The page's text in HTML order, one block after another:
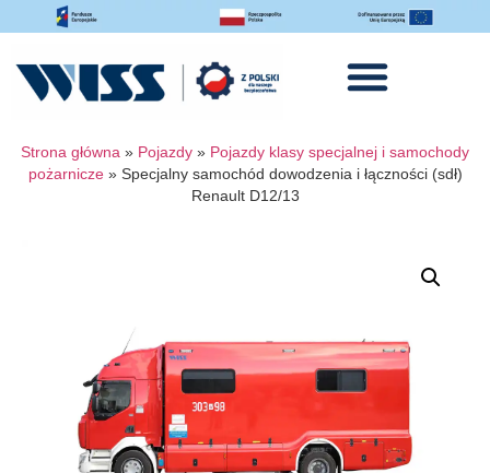
Strona główna » Pojazdy » Pojazdy klasy specjalnej i samochody
pożarnicze» Specjalny samochód dowodzenia i łączności (sdł)
Renault D12/13